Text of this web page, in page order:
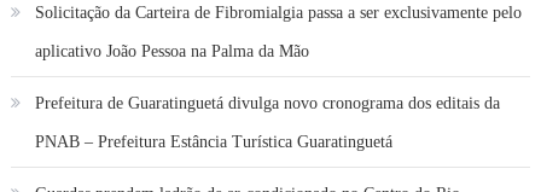
Solicitação da Carteira de Fibromialgia passa a ser exclusivamente pelo
aplicativo João Pessoa na Palma da Mão
Prefeitura de Guaratinguetá divulga novo cronograma dos editais da
PNAB – Prefeitura Estância Turística Guaratinguetá